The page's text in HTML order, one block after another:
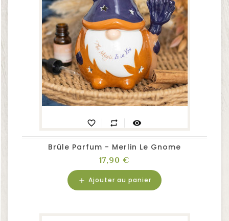
favorite_border repeat visibility
Brûle Parfum - Merlin Le Gnome
Prix
17,90 €
add Ajouter au panier